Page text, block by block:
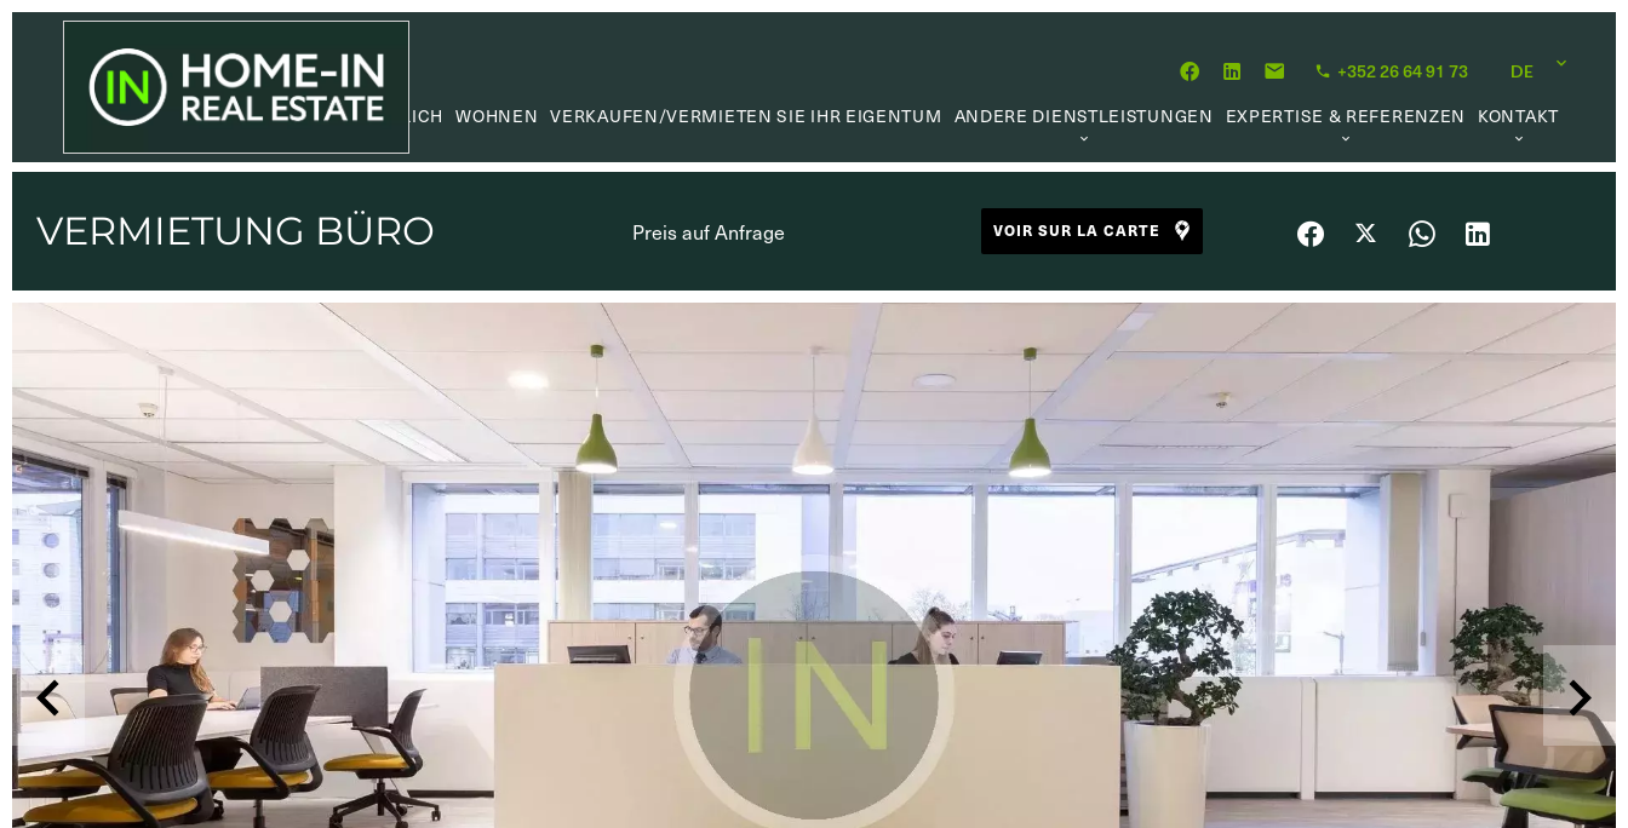
+352 26 64 91 73 DE
GEWERBLICH WOHNEN VERKAUFEN/VERMIETEN SIE IHR EIGENTUM
ANDERE DIENSTLEISTUNGEN
MIETVERWALTUNG
SUCHAUFTRAG
CAPITAL MARKET
NÜTZLICHE LINKS
EXPERTISE & REFERENZEN
REFERENZEN
KUNDENMEINUNGEN
KONTAKT
VERMIETUNG BÜRO Preis auf Anfrage VOIR SUR LA CARTE